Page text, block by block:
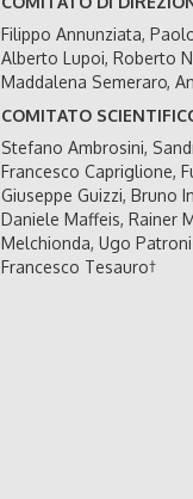
Filippo Annunziata,
Alberto Lupoi, Roberto
Maddalena Semeraro,
COMITATO
Stefano Ambrosini,
Francesco Capriglione,
Giuseppe Guizzi, Bruno
Daniele Maffeis, Rainer
Melchionda, Ugo
Francesco Tesauro†